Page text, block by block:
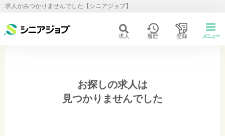
求人がみつかりませんでした【シニアジョブ】
求人 履歴 登録 メニュー
お探しの求人は
見つかりませんでした